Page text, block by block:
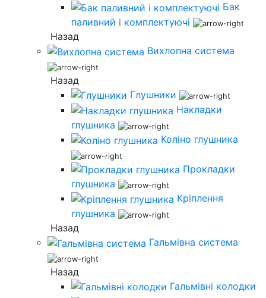
Бак
паливний і комплектуючі
Назад
Вихлопна система
Назад
Глушники
Накладки
глушника
Коліно глушника
Прокладки
глушника
Кріплення
глушника
Назад
Гальмівна система
Назад
Гальмівні колодки